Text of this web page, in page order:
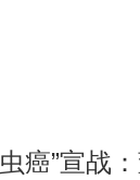
癌”宣战